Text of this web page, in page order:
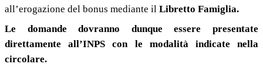
all’erogazione del bonus mediante il Libretto Famiglia.
Le domande dovranno dunque essere presentate
direttamente all’INPS con le modalità indicate nella
circolare.